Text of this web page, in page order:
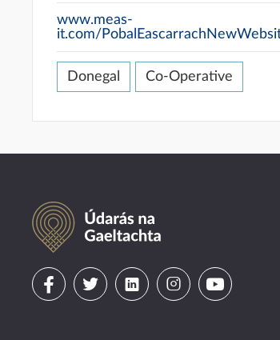
www.meas-
it.com/
Donegal Co-Operative
Údarás na Gaeltachta
VisitVisitVisitVisitVisit